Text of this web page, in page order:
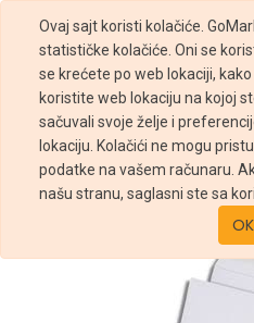
Ovaj sajt koristi kolačiće.
statističke kolačiće. Oni se
se krećete po web lokaciji,
koristite web lokaciju na kojoj
sačuvali svoje želje i
lokaciju. Kolačići ne mogu
podatke na vašem računaru.
našu stranu, saglasni ste sa
OK
Prodavnica KOVERTA 23X33